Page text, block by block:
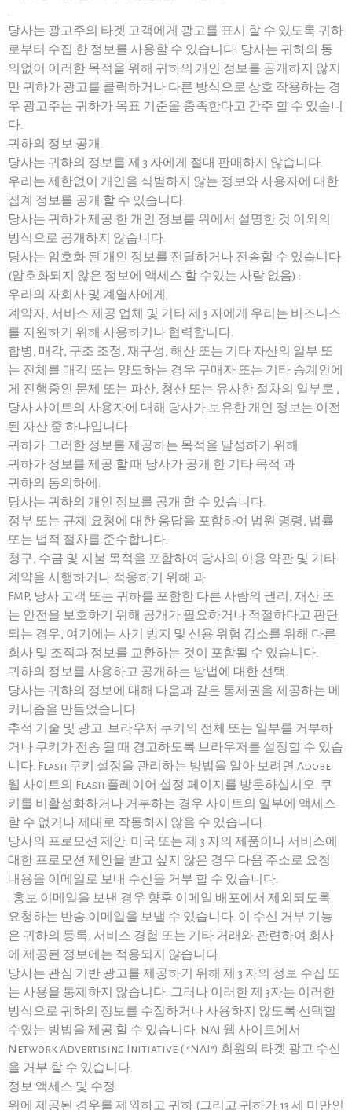
당사는 광고주의 타겟 고객에게 광고를 표시 할 수 있도록 귀하
로부터 수집 한 정보를 사용할 수 있습니다. 당사는 귀하의 동
의없이 이러한 목적을 위해 귀하의 개인 정보를 공개하지 않지
만 귀하가 광고를 클릭하거나 다른 방식으로 상호 작용하는 경
우 광고주는 귀하가 목표 기준을 충족한다고 간주 할 수 있습니
다.
귀하의 정보 공개.
당사는 귀하의 정보를 제 3 자에게 절대 판매하지 않습니다.
우리는 제한없이 개인을 식별하지 않는 정보와 사용자에 대한
집계 정보를 공개 할 수 있습니다.
당사는 귀하가 제공 한 개인 정보를 위에서 설명한 것 이외의
방식으로 공개하지 않습니다.
당사는 암호화 된 개인 정보를 전달하거나 전송할 수 있습니다
(암호화되지 않은 정보에 액세스 할 수있는 사람 없음) :
우리의 자회사 및 계열사에게;
계약자, 서비스 제공 업체 및 기타 제 3 자에게 우리는 비즈니스
를 지원하기 위해 사용하거나 협력합니다.
합병, 매각, 구조 조정, 재구성, 해산 또는 기타 자산의 일부 또
는 전체를 매각 또는 양도하는 경우 구매자 또는 기타 승계인에
게 진행중인 문제 또는 파산, 청산 또는 유사한 절차의 일부로 ,
당사 사이트의 사용자에 대해 당사가 보유한 개인 정보는 이전
된 자산 중 하나입니다.
귀하가 그러한 정보를 제공하는 목적을 달성하기 위해
귀하가 정보를 제공 할 때 당사가 공개 한 기타 목적 과
귀하의 동의하에.
당사는 귀하의 개인 정보를 공개 할 수 있습니다.
정부 또는 규제 요청에 대한 응답을 포함하여 법원 명령, 법률
또는 법적 절차를 준수합니다.
청구, 수금 및 지불 목적을 포함하여 당사의 이용 약관 및 기타
계약을 시행하거나 적용하기 위해 과
FMP, 당사 고객 또는 귀하를 포함한 다른 사람의 권리, 재산 또
는 안전을 보호하기 위해 공개가 필요하거나 적절하다고 판단
되는 경우, 여기에는 사기 방지 및 신용 위험 감소를 위해 다른
회사 및 조직과 정보를 교환하는 것이 포함될 수 있습니다.
귀하의 정보를 사용하고 공개하는 방법에 대한 선택.
당사는 귀하의 정보에 대해 다음과 같은 통제권을 제공하는 메
커니즘을 만들었습니다.
추적 기술 및 광고. 브라우저 쿠키의 전체 또는 일부를 거부하
거나 쿠키가 전송 될 때 경고하도록 브라우저를 설정할 수 있습
니다. Flash 쿠키 설정을 관리하는 방법을 알아 보려면 Adobe
웹 사이트의 Flash 플레이어 설정 페이지를 방문하십시오. 쿠
키를 비활성화하거나 거부하는 경우 사이트의 일부에 액세스
할 수 없거나 제대로 작동하지 않을 수 있습니다.
당사의 프로모션 제안. 미국 또는 제 3 자의 제품이나 서비스에
대한 프로모션 제안을 받고 싶지 않은 경우 다음 주소로 요청
내용을 이메일로 보내 수신을 거부 할 수 있습니다.
. 홍보 이메일을 보낸 경우 향후 이메일 배포에서 제외되도록
요청하는 반송 이메일을 보낼 수 있습니다. 이 수신 거부 기능
은 귀하의 등록, 서비스 경험 또는 기타 거래와 관련하여 회사
에 제공된 정보에는 적용되지 않습니다.
당사는 관심 기반 광고를 제공하기 위해 제 3 자의 정보 수집 또
는 사용을 통제하지 않습니다. 그러나 이러한 제 3자는 이러한
방식으로 귀하의 정보를 수집하거나 사용하지 않도록 선택할
수있는 방법을 제공 할 수 있습니다. NAI 웹 사이트에서
Network Advertising Initiative ( “NAI”) 회원의 타겟 광고 수신
을 거부 할 수 있습니다.
정보 액세스 및 수정.
위에 제공된 경우를 제외하고 귀하 (그리고 귀하가 13 세 미만인